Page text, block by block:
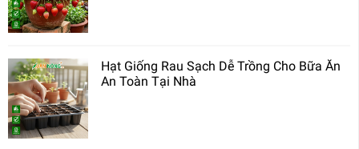
Hạt Giống Rau Sạch Dễ Trồng Cho Bữa Ăn
An Toàn Tại Nhà